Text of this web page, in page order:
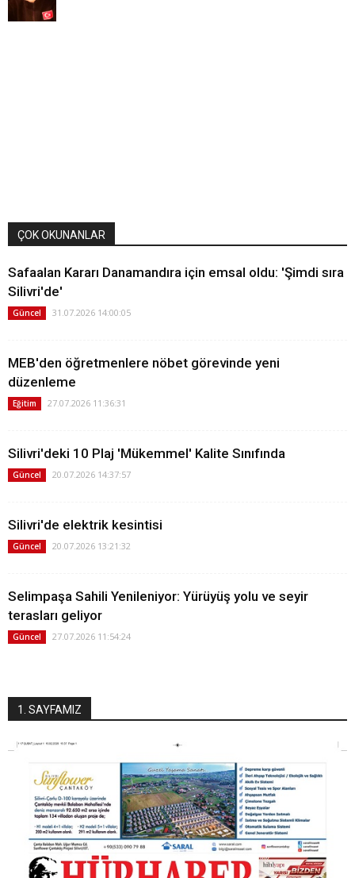
ÇOK OKUNANLAR
Safaalan Kararı Danamandıra için emsal oldu: 'Şimdi sıra
Silivri'de'
Güncel 31.07.2026 14:00:05
MEB'den öğretmenlere nöbet görevinde yeni
düzenleme
Eğitim 27.07.2026 11:36:31
Silivri'deki 10 Plaj 'Mükemmel' Kalite Sınıfında
Güncel 20.07.2026 14:37:57
Silivri'de elektrik kesintisi
Güncel 20.07.2026 13:21:32
Selimpaşa Sahili Yenileniyor: Yürüyüş yolu ve seyir
terasları geliyor
Güncel 27.07.2026 11:54:24
1. SAYFAMIZ